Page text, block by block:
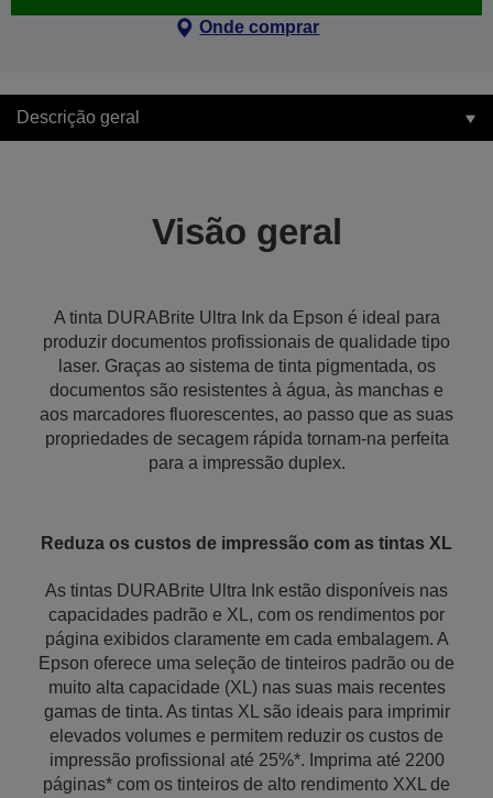
Onde comprar
Descrição geral
Visão geral
A tinta DURABrite Ultra Ink da Epson é ideal para
produzir documentos profissionais de qualidade tipo
laser. Graças ao sistema de tinta pigmentada, os
documentos são resistentes à água, às manchas e
aos marcadores fluorescentes, ao passo que as suas
propriedades de secagem rápida tornam-na perfeita
para a impressão duplex.
Reduza os custos de impressão com as tintas XL
As tintas DURABrite Ultra Ink estão disponíveis nas
capacidades padrão e XL, com os rendimentos por
página exibidos claramente em cada embalagem. A
Epson oferece uma seleção de tinteiros padrão ou de
muito alta capacidade (XL) nas suas mais recentes
gamas de tinta. As tintas XL são ideais para imprimir
elevados volumes e permitem reduzir os custos de
impressão profissional até 25%*. Imprima até 2200
páginas* com os tinteiros de alto rendimento XXL de